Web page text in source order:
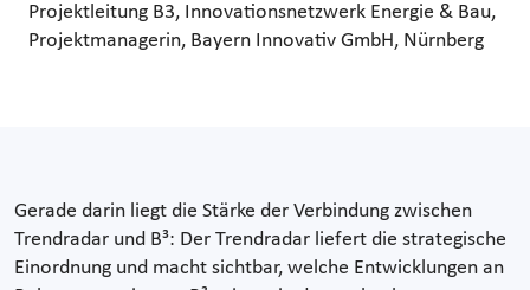
Projektleitung B3, Innovationsnetzwerk Energie & Bau,
Projektmanagerin, Bayern Innovativ GmbH, Nürnberg
Gerade darin liegt die Stärke der Verbindung zwischen
Trendradar und B³: Der Trendradar liefert die strategische
Einordnung und macht sichtbar, welche Entwicklungen an